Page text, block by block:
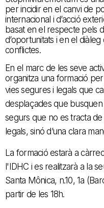
per incidir en el canvi de
internacional i d’acció
basat en el respecte pels
d’oportunitats i en el
conflictes.
En el marc de les seve
organitza una formació
vies segures i legals que
desplaçades que busquen
segurs que no es tracta
legals, sinó d’una clara
La formació estarà a
l'IDHC i es realitzarà a la
Santa Mônica, n.10, 1a
partir de les 18h.